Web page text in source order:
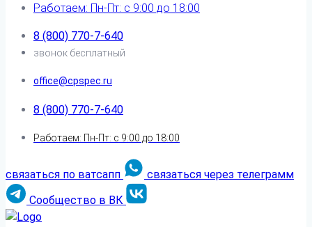
Работаем: Пн-Пт: с 9:00 до 18:00
8 (800) 770-7-640
звонок бесплатный
office@cpspec.ru
8 (800) 770-7-640
Работаем: Пн-Пт: с 9:00 до 18:00
связаться по ватсапп
связаться через телеграмм
Сообщество в ВК